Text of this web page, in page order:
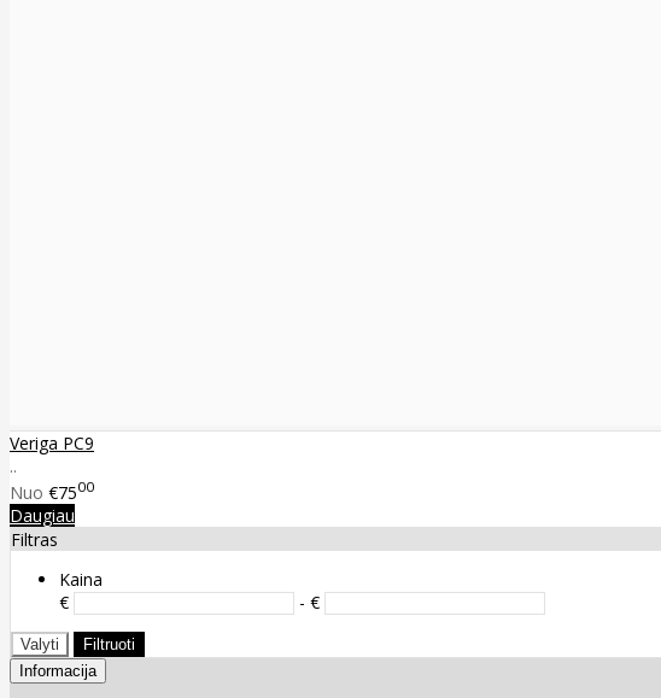
Veriga PC9
..
Nuo €7500
Daugiau
Filtras
Kaina
€
- €
Valyti
Filtruoti
Informacija